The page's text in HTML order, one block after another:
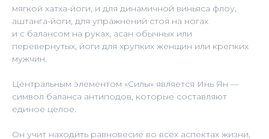
мягкой хатха-йоги, и для динамичной виньяса флоу,
аштанга-йоги, для упражнений стоя на ногах
и с балансом на руках, асан обычных или
перевернутых, йоги для хрупких женщин или крепких
мужчин.
Центральным элементом «Силы» является Инь Ян —
символ баланса антиподов, которые составляют
единое целое.
Он учит находить равновесие во всех аспектах жизни,